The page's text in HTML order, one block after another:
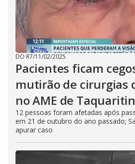
DO R7/11/02/2025
Pacientes ficam
mutirão de cirurgias
no AME de
12 pessoas foram afetadas após
em 21 de outubro do ano passado;
apurar caso